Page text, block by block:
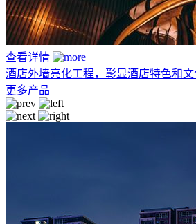
查看详情
酒店外墙亮化工程，彰显酒店特色和文
更多产品